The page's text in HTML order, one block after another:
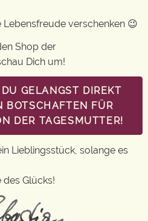
Lebensfreude verschenken 😉
Shop der
Dich um!
GELANGST DIREKT
BOTSCHAFTEN FÜR
DER TAGESMUTTER!
Lieblingsstück, solange es
des Glücks!